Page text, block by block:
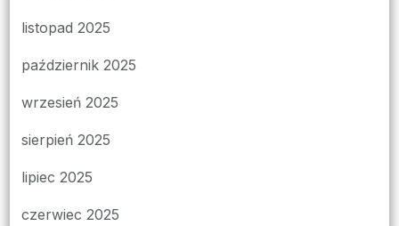
listopad 2025
październik 2025
wrzesień 2025
sierpień 2025
lipiec 2025
czerwiec 2025